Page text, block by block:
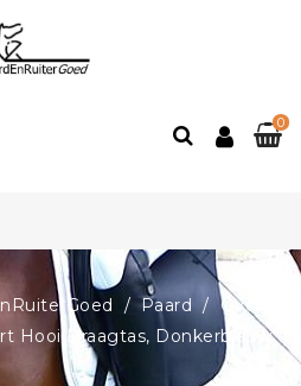
0
Paard
Overig
Hooi Draagtas, Donkerblauw